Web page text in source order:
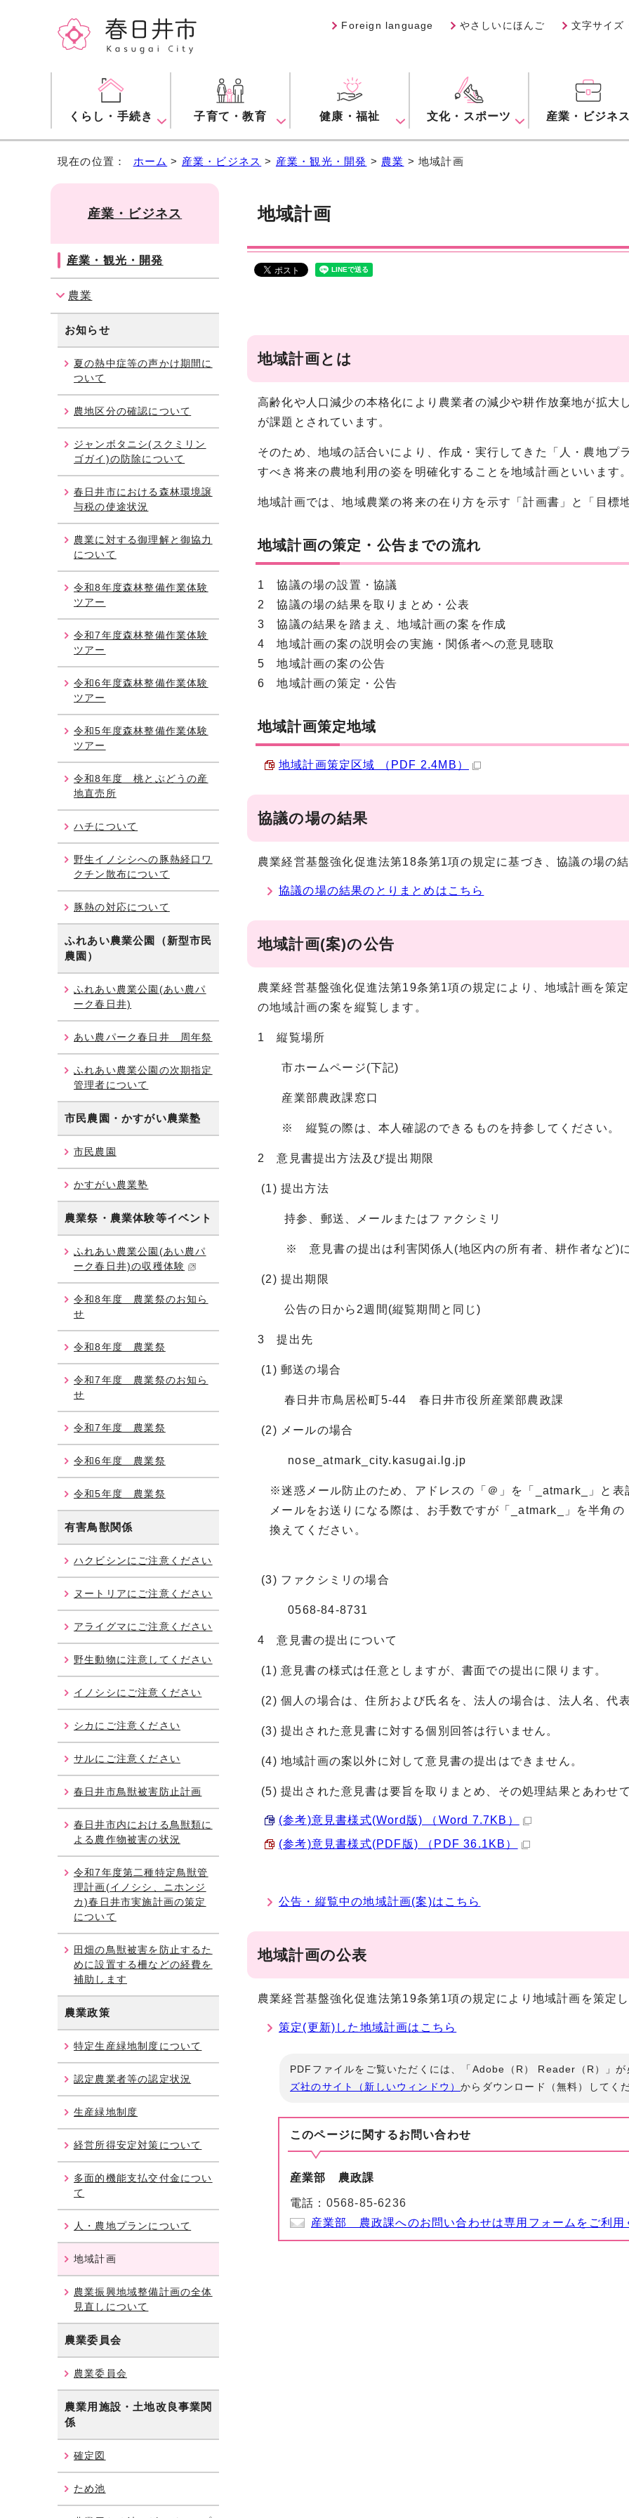
Foreign language やさしいにほんご 文字サイズ
くらし・手続き 子育て・教育 健康・福祉 文化・スポーツ 産業・ビジネス
現在の位置： ホーム > 産業・ビジネス > 産業・観光・開発 > 農業 > 地域計画
地域計画
地域計画とは
高齢化や人口減少の本格化により農業者の減少や耕作放棄地が拡大
が課題とされています。
そのため、地域の話合いにより、作成・実行してきた「人・農地プ
すべき将来の農地利用の姿を明確化することを地域計画といいます。
地域計画では、地域農業の将来の在り方を示す「計画書」と「目標
地域計画の策定・公告までの流れ
1 協議の場の設置・協議
2 協議の場の結果を取りまとめ・公表
3 協議の結果を踏まえ、地域計画の案を作成
4 地域計画の案の説明会の実施・関係者への意見聴取
5 地域計画の案の公告
6 地域計画の策定・公告
地域計画策定地域
地域計画策定区域 （PDF 2.4MB）
協議の場の結果
農業経営基盤強化促進法第18条第1項の規定に基づき、協議の場の結
協議の場の結果のとりまとめはこちら
地域計画(案)の公告
農業経営基盤強化促進法第19条第1項の規定により、地域計画を策
の地域計画の案を縦覧します。
1 縦覧場所
市ホームページ(下記)
産業部農政課窓口
※ 縦覧の際は、本人確認のできるものを持参してください。
2 意見書提出方法及び提出期限
(1) 提出方法
持参、郵送、メールまたはファクシミリ
※ 意見書の提出は利害関係人(地区内の所有者、耕作者など)に
(2) 提出期限
公告の日から2週間(縦覧期間と同じ)
3 提出先
(1) 郵送の場合
春日井市鳥居松町5-44 春日井市役所産業部農政課
(2) メールの場合
nose_atmark_city.kasugai.lg.jp
※迷惑メール防止のため、アドレスの「＠」を「_atmark_」と表
メールをお送りになる際は、お手数ですが「_atmark_」を半角の
換えてください。
(3) ファクシミリの場合
0568-84-8731
4 意見書の提出について
(1) 意見書の様式は任意としますが、書面での提出に限ります。
(2) 個人の場合は、住所および氏名を、法人の場合は、法人名、代
(3) 提出された意見書に対する個別回答は行いません。
(4) 地域計画の案以外に対して意見書の提出はできません。
(5) 提出された意見書は要旨を取りまとめ、その処理結果とあわせ
(参考)意見書様式(Word版) （Word 7.7KB）
(参考)意見書様式(PDF版) （PDF 36.1KB）
公告・縦覧中の地域計画(案)はこちら
地域計画の公表
農業経営基盤強化促進法第19条第1項の規定により地域計画を策定
策定(更新)した地域計画はこちら
PDFファイルをご覧いただくには、「Adobe（R） Reader（R）」が
ズ社のサイト（新しいウィンドウ）からダウンロード（無料）してくだ
このページに関するお問い合わせ
産業部 農政課
電話： 0568-85-6236
産業部 農政課へのお問い合わせは専用フォームをご利用
産業・ビジネス
産業・観光・開発
農業
お知らせ
夏の熱中症等の声かけ期間に
ついて
農地区分の確認について
ジャンボタニシ(スクミリン
ゴガイ)の防除について
春日井市における森林環境譲
与税の使途状況
農業に対する御理解と御協力
について
令和8年度森林整備作業体験
ツアー
令和7年度森林整備作業体験
ツアー
令和6年度森林整備作業体験
ツアー
令和5年度森林整備作業体験
ツアー
令和8年度 桃とぶどうの産
地直売所
ハチについて
野生イノシシへの豚熱経口ワ
クチン散布について
豚熱の対応について
ふれあい農業公園（新型市民
農園）
ふれあい農業公園(あい農パ
ーク春日井)
あい農パーク春日井 周年祭
ふれあい農業公園の次期指定
管理者について
市民農園・かすがい農業塾
市民農園
かすがい農業塾
農業祭・農業体験等イベント
ふれあい農業公園(あい農パ
ーク春日井)の収穫体験
令和8年度 農業祭のお知ら
せ
令和8年度 農業祭
令和7年度 農業祭のお知ら
せ
令和7年度 農業祭
令和6年度 農業祭
令和5年度 農業祭
有害鳥獣関係
ハクビシンにご注意ください
ヌートリアにご注意ください
アライグマにご注意ください
野生動物に注意してください
イノシシにご注意ください
シカにご注意ください
サルにご注意ください
春日井市鳥獣被害防止計画
春日井市内における鳥獣類に
よる農作物被害の状況
令和7年度第二種特定鳥獣管
理計画(イノシシ、ニホンジ
カ)春日井市実施計画の策定
について
田畑の鳥獣被害を防止するた
めに設置する柵などの経費を
補助します
農業政策
特定生産緑地制度について
認定農業者等の認定状況
生産緑地制度
経営所得安定対策について
多面的機能支払交付金につい
て
人・農地プランについて
地域計画
農業振興地域整備計画の全体
見直しについて
農業委員会
農業委員会
農業用施設・土地改良事業関
係
確定図
ため池